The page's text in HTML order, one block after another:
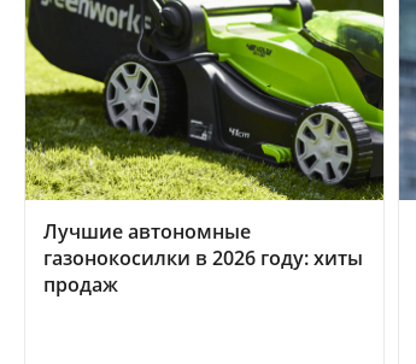
Лучшие автономные
газонокосилки в 2026 году: хиты
продаж